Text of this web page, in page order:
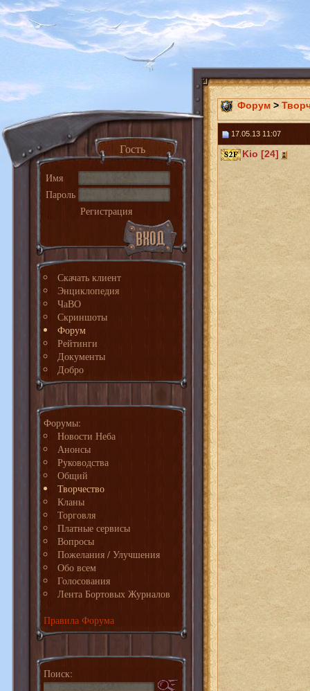
Гость
Имя
Пароль
Регистрация
Скачать клиент
Энциклопедия
ЧаВО
Скриншоты
Форум
Рейтинги
Документы
Добро
Форумы:
Новости Неба
Анонсы
Руководства
Общий
Творчество
Кланы
Торговля
Платные сервисы
Вопросы
Пожелания / Улучшения
Обо всем
Голосования
Лента Бортовых Журналов
Правила Форума
Поиск:
Форум >
17.05.13 11:07
Kio [24]